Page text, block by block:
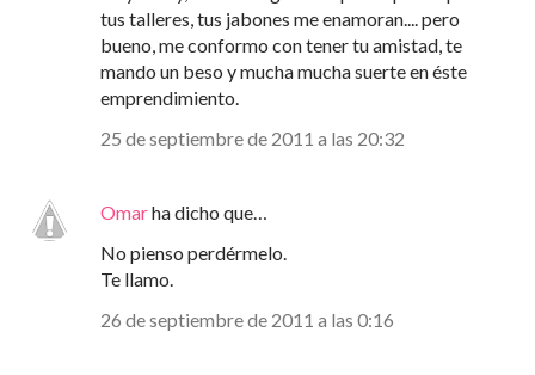
tus talleres, tus jabones me enamoran.... pero
bueno, me conformo con tener tu amistad, te
mando un beso y mucha mucha suerte en éste
emprendimiento.
25 de septiembre de 2011 a las 20:32
Omarha dicho que…
No pienso perdérmelo.
Te llamo.
26 de septiembre de 2011 a las 0:16